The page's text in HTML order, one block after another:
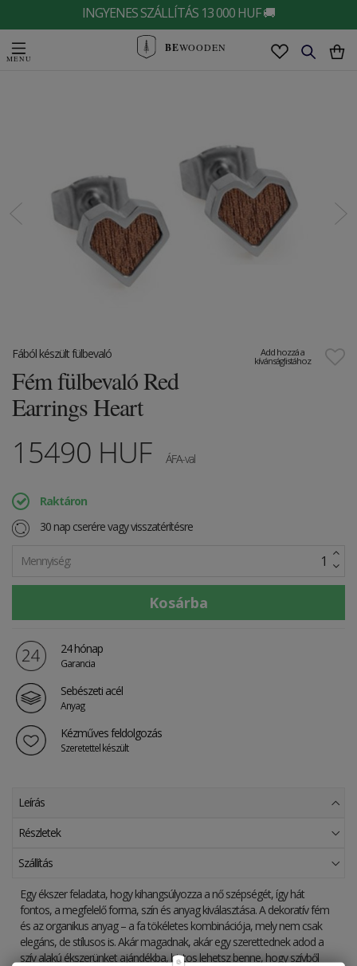
INGYENES SZÁLLÍTÁS 13 000 HUF 🚚
BEWOODEN
Add hozzá a
kívánságlistához
Fából készült fülbevaló
Fém fülbevaló Red
Earrings Heart
15490 HUF ÁFA-val
Raktáron
30 nap cserére vagy visszatérítésre
Mennyiség:
24 hónap
Garancia
Sebészeti acél
Anyag
Kézműves feldolgozás
Szeretettel készült
Leírás
Részletek
Szállítás
Egy ékszer feladata, hogy kihangsúlyozza a nő szépségét, így hát
fontos, a megfelelő forma, szín és anyag kiválasztása. A dekoratív fém
és az organikus anyag – a fa tökéletes kombinációja, mely nem csak
elegáns, de stílusos is. Akár magadnak, akár egy szerettednek adod a
szív alakú ékszerünket ajándékba, biztos lehetsz benne, hogy szívből